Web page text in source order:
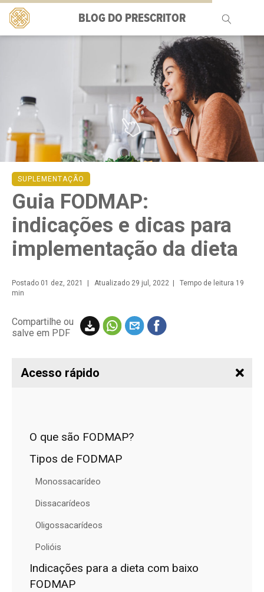
BLOG DO PRESCRITOR
Pesquisar
por:
SUPLEMENTAÇÃO
Guia FODMAP:
indicações e dicas para
implementação da dieta
Postado 01 dez, 2021
| Atualizado 29 jul, 2022 | Tempo de leitura 19
min
Compartilhe ou
salve em PDF
Acesso rápido
O que são FODMAP?
Tipos de FODMAP
Monossacarídeo
Dissacarídeos
Oligossacarídeos
Polióis
Indicações para a dieta com baixo
FODMAP